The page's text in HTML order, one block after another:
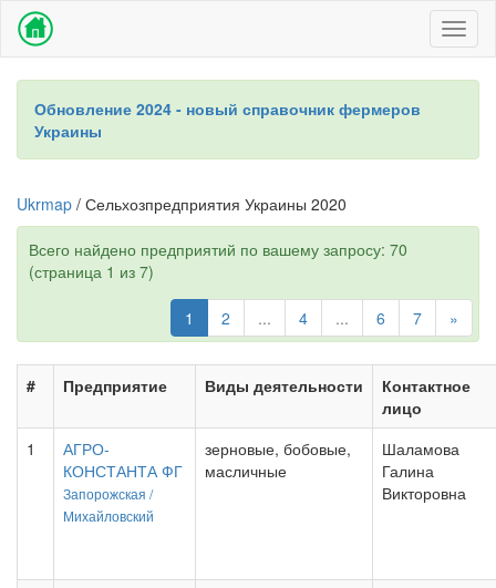
Обновление 2024 - новый справочник фермеров
Украины
Ukrmap / Сельхозпредприятия Украины 2020
Всего найдено предприятий по вашему запросу: 70
(страница 1 из 7)
1 2 ... 4 ... 6 7 »
# Предприятие Виды деятельности
Контактное
лицо
1
АГРО-
КОНСТАНТА ФГ
Запорожская /
Михайловский
зерновые, бобовые,
масличные
Шаламова
Галина
Викторовна